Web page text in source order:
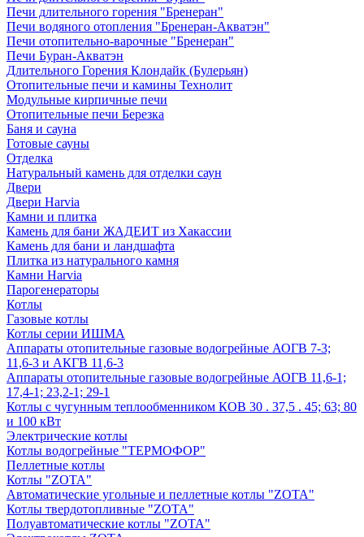
Печи длительного горения "Бренеран"
Печи водяного отопления "Бренеран-Акватэн"
Печи отопительно-варочные "Бренеран"
Печи Буран-Акватэн
Длительного Горения Клондайк (Булерьян)
Отопительные печи и камины Технолит
Модульные кирпичные печи
Отопительные печи Березка
Баня и сауна
Готовые сауны
Отделка
Натуральный камень для отделки саун
Двери
Двери Harvia
Камни и плитка
Камень для бани ЖАДЕИТ из Хакассии
Камень для бани и ландшафта
Плитка из натурального камня
Камни Harvia
Парогенераторы
Котлы
Газовые котлы
Котлы серии ИШМА
Аппараты отопительные газовые водогрейные АОГВ 7-3;
11,6-3 и АКГВ 11,6-3
Аппараты отопительные газовые водогрейные АОГВ 11,6-1;
17,4-1; 23,2-1; 29-1
Котлы с чугунным теплообменником КОВ 30 . 37,5 . 45; 63; 80
и 100 кВт
Электрические котлы
Котлы водогрейные "ТЕРМОФОР"
Пеллетные котлы
Котлы "ZOTA"
Автоматические угольные и пеллетные котлы "ZOTA"
Котлы твердотопливные "ZOTA"
Полуавтоматические котлы "ZOTA"